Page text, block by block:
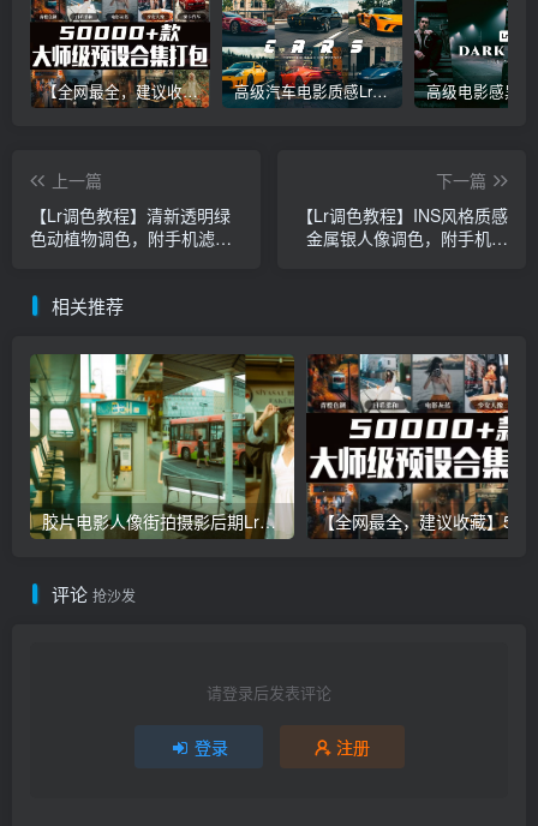
【全网最全，建议收藏】5万多款Lr顶级调色预设合集，精心整理，分类清晰，摄影师调色师必备素材，够用一辈子！ 高级汽车电影质感Lr调色教程，手机滤镜PS+Lightroom预设下载！
上一篇
【Lr调色教程】清新透明绿
色动植物调色，附手机滤镜
下一篇
【Lr调色教程】INS风格质感
金属银人像调色，附手机滤
相关推荐
胶片电影人像街拍摄影后期Lr调色教程，手机滤镜PS+Lightroom预设下载！
评论 抢沙发
请登录后发表评论
登录 注册